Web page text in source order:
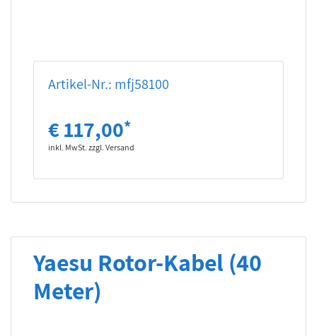
Artikel-Nr.: mfj58100
€ 117,00*
inkl. MwSt. zzgl. Versand
Yaesu Rotor-Kabel (40
Meter)